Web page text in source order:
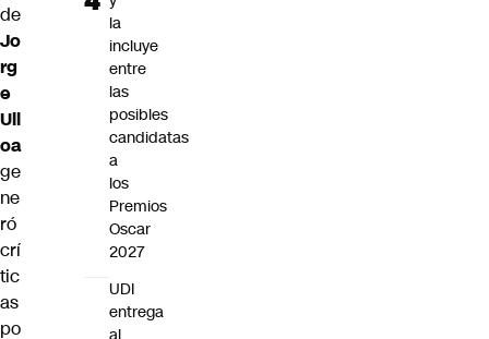
de
Jo
rg
e
Ull
oa
ge
ne
ró
crí
tic
as
po
la
incluye
entre
las
posibles
candidatas
a
los
Premios
Oscar
2027
UDI
entrega
al